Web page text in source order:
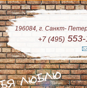
196084, г. Санкт-
+7 (495)